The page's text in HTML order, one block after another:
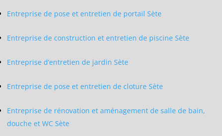
Entreprise de pose et entretien de portail Sète
Entreprise de construction et entretien de piscine Sète
Entreprise d’entretien de jardin Sète
Entreprise de pose et entretien de cloture Sète
Entreprise de rénovation et aménagement de salle de bain,
douche et WC Sète